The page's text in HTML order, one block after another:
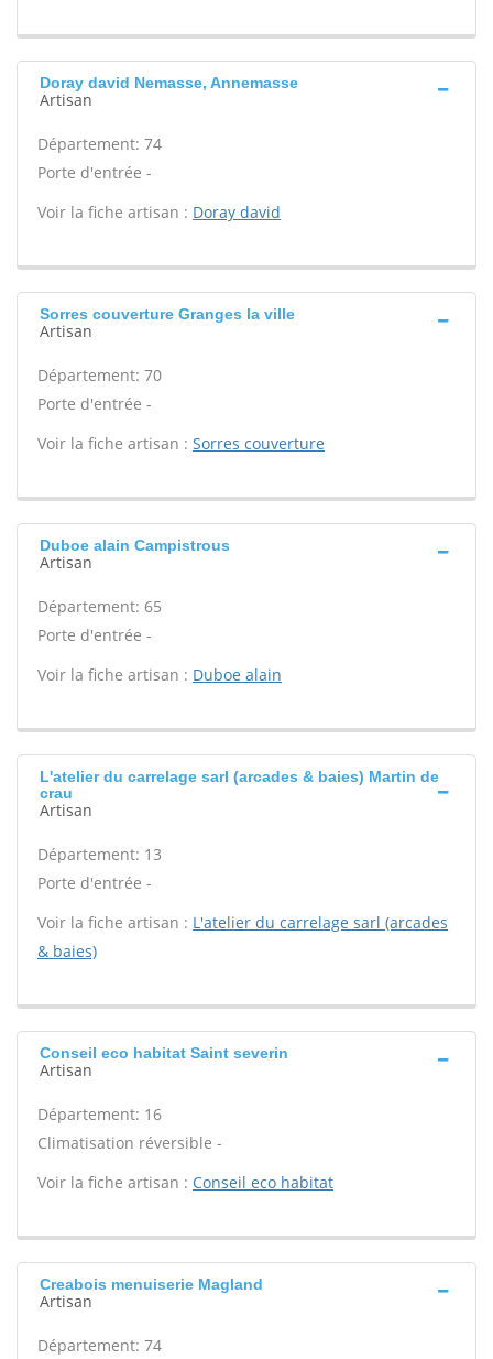
Doray david Nemasse, Annemasse
Artisan
Département: 74
Porte d'entrée -
Voir la fiche artisan : Doray david
Sorres couverture Granges la ville
Artisan
Département: 70
Porte d'entrée -
Voir la fiche artisan : Sorres couverture
Duboe alain Campistrous
Artisan
Département: 65
Porte d'entrée -
Voir la fiche artisan : Duboe alain
L'atelier du carrelage sarl (arcades & baies) Martin de
crau
Artisan
Département: 13
Porte d'entrée -
Voir la fiche artisan : L'atelier du carrelage sarl (arcades
& baies)
Conseil eco habitat Saint severin
Artisan
Département: 16
Climatisation réversible -
Voir la fiche artisan : Conseil eco habitat
Creabois menuiserie Magland
Artisan
Département: 74